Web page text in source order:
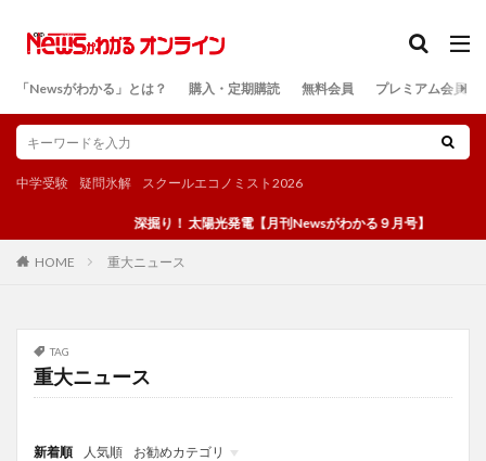
「Newsがわかる」とは？ 購入・定期購読 無料会員 プレミアム会員
中学受験 疑問氷解 スクールエコノミスト2026
深掘り！ 太陽光発電【月刊Newsがわかる９月号】
HOME 重大ニュース
TAG
重大ニュース
新着順 人気順
お勧めカテゴリ
検索